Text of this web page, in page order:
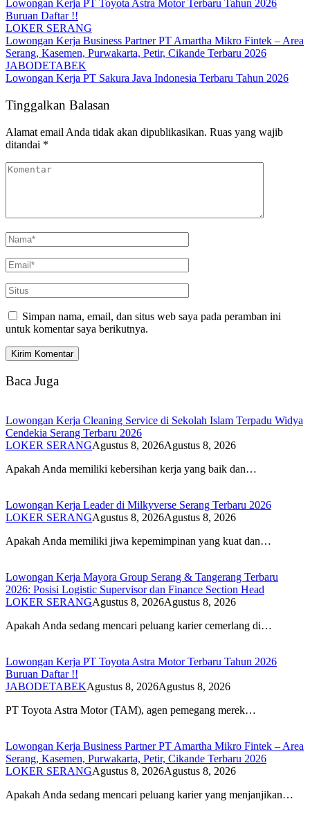
Lowongan Kerja PT Toyota Astra Motor Terbaru Tahun 2026
Buruan Daftar !!
LOKER SERANG
Lowongan Kerja Business Partner PT Amartha Mikro Fintek – Area
Serang, Kasemen, Purwakarta, Petir, Cikande Terbaru 2026
JABODETABEK
Lowongan Kerja PT Sakura Java Indonesia Terbaru Tahun 2026
Tinggalkan Balasan
Alamat email Anda tidak akan dipublikasikan. Ruas yang wajib
ditandai *
Simpan nama, email, dan situs web saya pada peramban ini
untuk komentar saya berikutnya.
Baca Juga
Lowongan Kerja Cleaning Service di Sekolah Islam Terpadu Widya
Cendekia Serang Terbaru 2026
LOKER SERANGAgustus 8, 2026Agustus 8, 2026
Apakah Anda memiliki kebersihan kerja yang baik dan…
Lowongan Kerja Leader di Milkyverse Serang Terbaru 2026
LOKER SERANGAgustus 8, 2026Agustus 8, 2026
Apakah Anda memiliki jiwa kepemimpinan yang kuat dan…
Lowongan Kerja Mayora Group Serang & Tangerang Terbaru
2026: Posisi Logistic Supervisor dan Finance Section Head
LOKER SERANGAgustus 8, 2026Agustus 8, 2026
Apakah Anda sedang mencari peluang karier cemerlang di…
Lowongan Kerja PT Toyota Astra Motor Terbaru Tahun 2026
Buruan Daftar !!
JABODETABEKAgustus 8, 2026Agustus 8, 2026
PT Toyota Astra Motor (TAM), agen pemegang merek…
Lowongan Kerja Business Partner PT Amartha Mikro Fintek – Area
Serang, Kasemen, Purwakarta, Petir, Cikande Terbaru 2026
LOKER SERANGAgustus 8, 2026Agustus 8, 2026
Apakah Anda sedang mencari peluang karier yang menjanjikan…